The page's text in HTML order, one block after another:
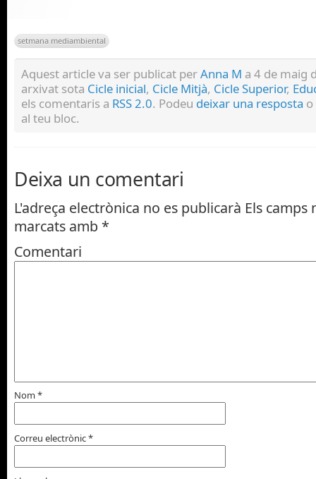
setmana mediambiental
Aquest article va ser publicat perAnna M a 4 de maig
arxivat sota Cicle inicial, Cicle Mitjà, Cicle Superior,
els comentaris a RSS 2.0. Podeu deixar una resposta
al teu bloc.
Deixa un comentari
L'adreça electrònica no es publicarà Els camps
marcats amb *
Comentari
Nom *
Correu electrònic*